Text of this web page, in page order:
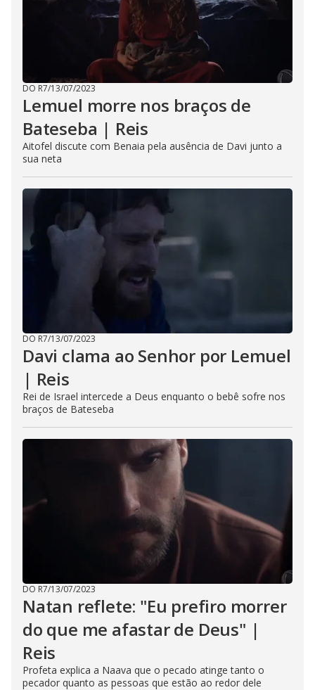
DO R7/13/07/2023
Lemuel morre nos braços de
Bateseba | Reis
Aitofel discute com Benaia pela ausência de Davi junto a
sua neta
DO R7/13/07/2023
Davi clama ao Senhor por Lemuel
| Reis
Rei de Israel intercede a Deus enquanto o bebê sofre nos
braços de Bateseba
DO R7/13/07/2023
Natan reflete: "Eu prefiro morrer
do que me afastar de Deus" |
Reis
Profeta explica a Naava que o pecado atinge tanto o
pecador quanto as pessoas que estão ao redor dele